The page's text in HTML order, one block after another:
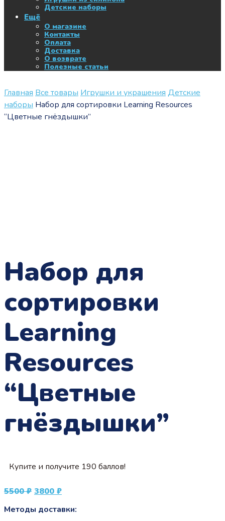
Детские наборы
Ещё
О магазине
Контакты
Оплата
Доставка
О возврате
Полезные статьи
Главная Все товары Игрушки и украшения Детские
наборы Набор для сортировки Learning Resources
“Цветные гнёздышки”
Набор для
сортировки
Learning
Resources
“Цветные
гнёздышки”
Купите и получите 190 баллов!
5500₽ Первоначальная
составляла
3800 ₽Текущая
3800 ₽.
Методы доставки: